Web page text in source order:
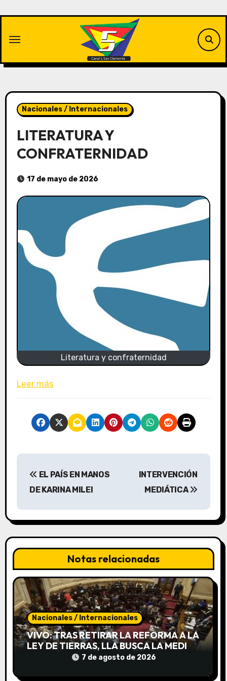
contenido
Nacionales / Internacionales
LITERATURA Y
CONFRATERNIDAD
17 de mayo de 2026
Literatura y confraternidad
Leer más
N
v
e
g
a
c
i
ó
n
d
EL PAÍS EN MANOS
DE KARINA MILEI
INTERVENCIÓN
MEDIÁTICA
Notas relacionadas
Nacionales / Internacionales
VIVO: TRAS RETIRAR LA REFORMA A LA
LEY DE TIERRAS, LLA BUSCA LA MEDIA
SANCIÓN DE INVIOLABILIDAD DE LA
7 de agosto de 2026